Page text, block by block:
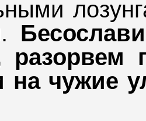
разорвем
на чужие